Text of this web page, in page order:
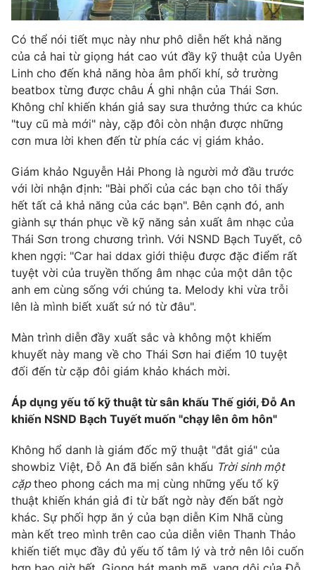
THỜI BÁO VTV
Theo dõi báo trên
Cơ quan chủ quản:Đài Truyền hình Việt Nam
Cơ quan báo chí:Thời báo VTV
Giấy phép hoạt động báo in và báo điện tử số 483/GP-BTTTT
cấp ngày 29/12/2023
Vũ Thanh Thủy
Phó Tổng Biên tập:
Nguyễn Thị Mỹ Hạnh, Phạm Quốc Thắng,
Nguyễn Trọng Ninh
Tổng đài VTV:
024.38 355 931 - 024.38 355 932
Ðiện thoại Thời báo VTV:024.66 897 897
Email: toasoan@vtv.vn
Liên hệ quảng cáo:024-7300.7108
® Cấm sao chép dưới mọi hình thức nếu không có sự chấp
thuận bằng văn bản. Ghi rõ nguồn VTV.vn khi phát hành lại
thông tin từ website này.
Có thể nói tiết mục này như phô diễn hết khả năng
của cả hai từ giọng hát cao vút đầy kỹ thuật của Uyên
Linh cho đến khả năng hòa âm phối khí, sở trường
beatbox từng được châu Á ghi nhận của Thái Sơn.
Không chỉ khiến khán giả say sưa thưởng thức ca khúc
"tuy cũ mà mới" này, cặp đôi còn nhận được những
cơn mưa lời khen đến từ phía các vị giám khảo.
Giám khảo Nguyễn Hải Phong là người mở đầu trước
với lời nhận định: "Bài phối của các bạn cho tôi thấy
hết tất cả khả năng của các bạn". Bên cạnh đó, anh
giành sự thán phục về kỹ năng sản xuất âm nhạc của
Thái Sơn trong chương trình. Với NSND Bạch Tuyết, cô
khen ngợi: "Car hai ddax giới thiệu được đặc điểm rất
tuyệt vời của truyền thống âm nhạc của một dân tộc
anh em cùng sống với chúng ta. Melody khi vừa trỗi
lên là mình biết xuất sứ nó từ đâu".
Màn trình diễn đầy xuất sắc và không một khiếm
khuyết này mang về cho Thái Sơn hai điểm 10 tuyệt
đối đến từ cặp đôi giám khảo khách mời.
Áp dụng yếu tố kỹ thuật từ sân khấu Thế giới, Đỗ An
khiến NSND Bạch Tuyết muốn "chạy lên ôm hôn"
Không hổ danh là giám đốc mỹ thuật "đắt giá" của
showbiz Việt, Đỗ An đã biến sân khấu Trời sinh một
cặptheo phong cách ma mị cùng những yếu tố kỹ
thuật khiến khán giả đi từ bất ngờ này đến bất ngờ
khác. Sự phối hợp ăn ý của bạn diễn Kim Nhã cùng
màn kết treo mình trên cao của diễn viên Thanh Thảo
khiến tiết mục đầy đủ yếu tố tâm lý và trở nên lôi cuốn